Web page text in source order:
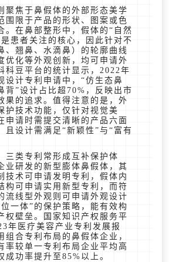
聚焦于鼻假体的外部形态美学
围限于产品的形状、图案或色
。在鼻部整形中，假体的“自然
患者关注的核心，因此针对不
、翘鼻、水滴鼻）的轮廓曲线
优化等外观创新，均可申请外
科豆平台的统计显示，2022年
设计专利申请中，“仿生态鼻
背”设计占比超70%，反映出市
果的追求。值得注意的是，外
护技术功能，仅针对视觉美
申请时需提交清晰的产品六面
且设计需满足“新颖性”与“富有
三类专利常形成互补保护体
业研发的新型膨体鼻假体，其
技术可申请发明专利，假体内
构可申请实用新型专利，而符
流线型外观则可申请外观设计
一体”的保护策略，能有效构
权壁垒。国家知识产权服务平
年医疗美容产业专利发展报
组合专利布局的鼻假体企业，
率较单一专利布局企业平均高
成功率提升至85%以上。